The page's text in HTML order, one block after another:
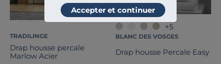
Accepter et continuer
TRADILINGE
Drap housse percale
Marlow Acier
+5
BLANC DES VOSGES
Drap housse Percale Easy